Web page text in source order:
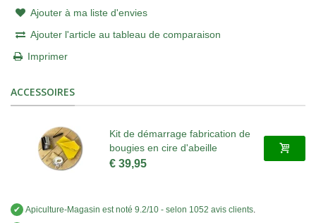
Ajouter à ma liste d'envies
Ajouter l'article au tableau de comparaison
Imprimer
ACCESSOIRES
Kit de démarrage fabrication de
bougies en cire d'abeille
€ 39,95
✔ Apiculture-Magasin est noté 9.2/10 - selon 1052 avis clients.